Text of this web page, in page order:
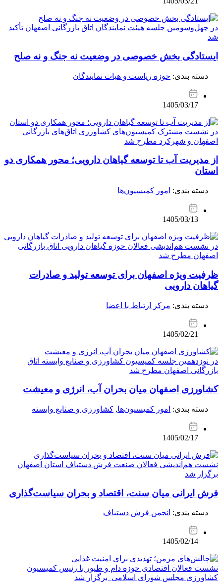
در چهل‌وسومین جلسه هیئت نمایندگان اتاق بازرگانی اصفهان تأکید
شد
ایستادگی بخش خصوصی در وضعیت نه جنگ و نه صلح
دسته بندی: حوزه ریاست و هیات نمایندگان
1405/03/17
در نشست مشترک کمیسیون‌های کشاورزی اتاق‌های بازرگانی
اصفهان و شهرکرد مطرح شد
از مدیریت آب تا توسعه گیاهان دارویی؛ محور همکاری دو
استان
دسته بندی: امور کمیسیون‌ها
1405/03/13
در نشست هم‌اندیشی فعالان حوزه گیاهان دارویی اتاق بازرگانی
اصفهان مطرح شد
ظرفیت ویژه اصفهان برای توسعه تولید و صادرات
گیاهان دارویی
دسته بندی: مرکز ارتباط با اعضا
1405/02/21
در نوزدهمین جلسه کمیسیون کشاورزی و صنایع وابسته اتاق
بازرگانی اصفهان مطرح شد
کشاورزی اصفهان میان بحران آب، انرژی و معیشت
دسته بندی: امور کمیسیون‌ها, کشاورزی و صنایع وابسته
1405/02/17
نشست هم‌اندیشی فعالان صنعت فرش دستباف استان اصفهان
برگزار شد
فرش ایرانی میان سنت، اقتصاد و بحران سیاست‌گذاری
دسته بندی: انجمن فرش دستباف
1405/02/14
نشست فعالان اقتصادی حوزه دام و طیور با رئیس کمیسیون
کشاورزی مجلس شورای اسلامی برگزار شد